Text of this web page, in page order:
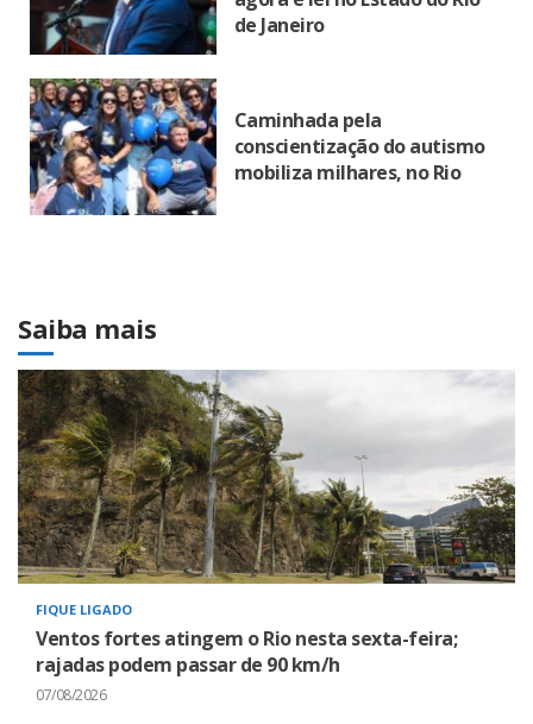
de Janeiro
Caminhada pela
conscientização do autismo
mobiliza milhares, no Rio
Saiba mais
FIQUE LIGADO
Ventos fortes atingem o Rio nesta sexta-feira;
rajadas podem passar de 90 km/h
07/08/2026